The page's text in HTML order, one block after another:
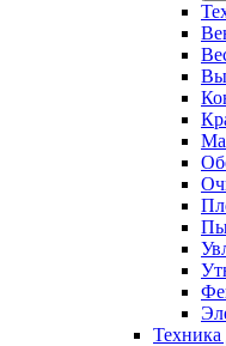
Техника